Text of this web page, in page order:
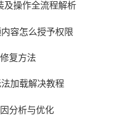
及操作全流程解析
容怎么授予权限
复方法
加载解决教程
分析与优化